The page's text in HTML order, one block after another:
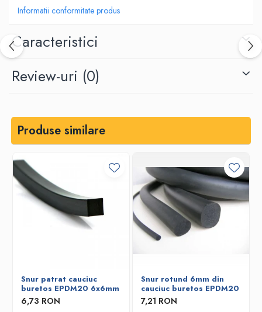
Informatii conformitate produs
Caracteristici
Review-uri (0)
Produse similare
Snur patrat cauciuc
buretos EPDM20 6x6mm
6,73 RON
Snur rotund 6mm din
cauciuc buretos EPDM20
7,21 RON